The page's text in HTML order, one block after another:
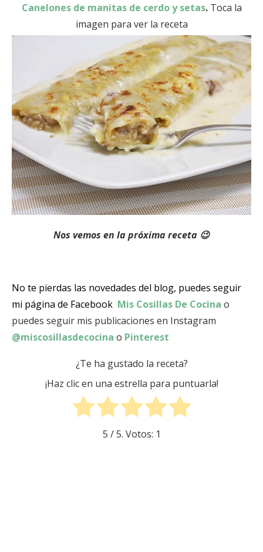
Canelones de manitas de cerdo y setas.Toca la
imagen para ver la receta
Nos vemos en la próxima receta 😉
No te pierdas las novedades del blog, puedes seguir
mi página de Facebook Mis Cosillas De Cocina o
puedes seguir mis publicaciones en Instagram
@miscosillasdecocina o Pinterest
¿Te ha gustado la receta?
¡Haz clic en una estrella para puntuarla!
5 / 5. Votos: 1